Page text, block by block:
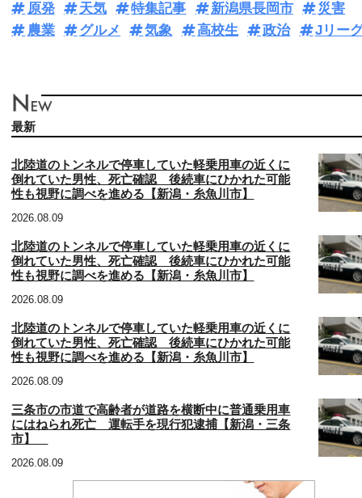
原発
天気 特集記事 新潟県長岡市
災害
農業
グルメ 気象 高校生 政治 Jリー
最新
北陸道のトンネルで停車していた軽乗用車の近くに
倒れていた男性、死亡確認 後続車にひかれた可能
性も視野に調べを進める【新潟・糸魚川市】
2026.08.09
北陸道のトンネルで停車していた軽乗用車の近くに
倒れていた男性、死亡確認 後続車にひかれた可能
性も視野に調べを進める【新潟・糸魚川市】
2026.08.09
北陸道のトンネルで停車していた軽乗用車の近くに
倒れていた男性、死亡確認 後続車にひかれた可能
性も視野に調べを進める【新潟・糸魚川市】
2026.08.09
三条市の市道で高齢者が道路を横断中に普通乗用車
にはねられ死亡 運転手を現行犯逮捕【新潟・三条
市】
2026.08.09